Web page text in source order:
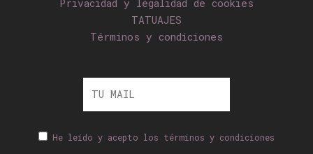
Privacidad y legalidad de cookies
TATUAJES
Términos y condiciones
He leído y acepto los términos y condiciones